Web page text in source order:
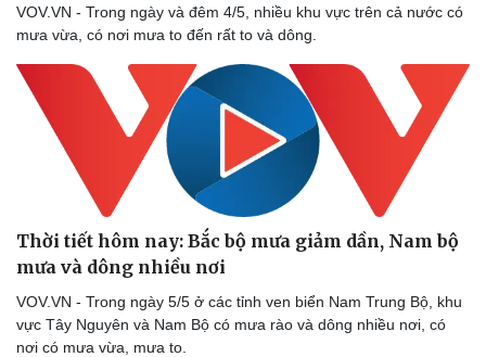
Lịch thi đấu bóng đá
Thế giới thể thao
Hậu trường
Xe máy
Tư vấn
VOV.VN - Trong ngày và đêm 4/5, nhiều khu vực trên cả nước có
mưa vừa, có nơi mưa to đến rất to và dông.
Thời tiết hôm nay: Bắc bộ mưa giảm dần, Nam bộ
mưa và dông nhiều nơi
VOV.VN - Trong ngày 5/5 ở các tỉnh ven biển Nam Trung Bộ, khu
vực Tây Nguyên và Nam Bộ có mưa rào và dông nhiều nơi, có
nơi có mưa vừa, mưa to.